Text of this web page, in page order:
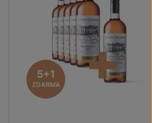
5+1
ZDARMA